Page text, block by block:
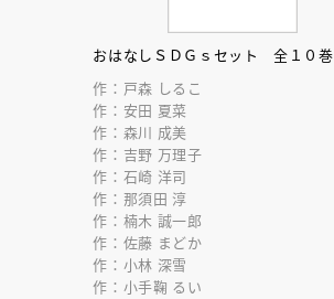
おはなしＳＤＧｓセット 全１０巻
作：戸森 しるこ
作：安田 夏菜
作：森川 成美
作：吉野 万理子
作：石崎 洋司
作：那須田 淳
作：楠木 誠一郎
作：佐藤 まどか
作：小林 深雪
作：小手鞠 るい
会員限定
【アーカイブ配信中】講
人賞オンラインセミナ
と担当編集者が語る「絵
講座」
応募締切 2025-10-31